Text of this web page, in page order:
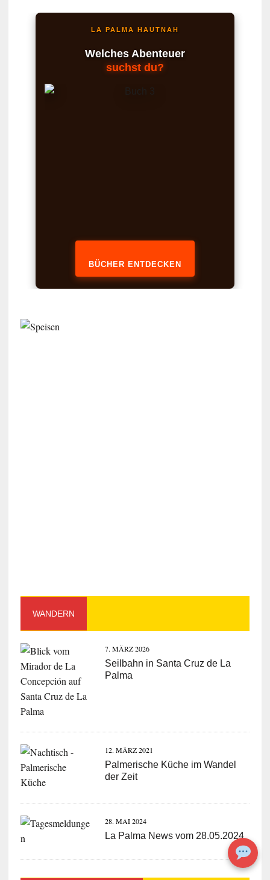
LA PALMA HAUTNAH
Welches Abenteuer
suchst du?
BÜCHER ENTDECKEN
WANDERN
7. MÄRZ 2026
Seilbahn in Santa Cruz de La
Palma
12. MÄRZ 2021
Palmerische Küche im Wandel
der Zeit
28. MAI 2024
La Palma News vom 28.05.2024